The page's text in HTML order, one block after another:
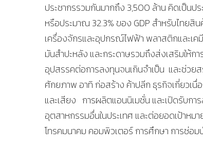
ประชากรรวมกันมากถึง 3,500 ล้าน คิดเป็นป
หรือประมาณ 32.3% ของ GDP สำหรับไทยสิน
เครื่องจักรและอุปกรณ์ไฟฟ้า พลาสติกและเ
มันสำปะหลัง และกระดาษรวมถึงส่งเสริมให้ก
อุปสรรคต่อการลงทุนจนเกินจำเป็น และช่วยส
ศักยภาพ อาทิ ก่อสร้าง ค้าปลีก ธุรกิจเกี่ยวเ
และเสียง การผลิตแอนนิเมชั่น และเปิดรับก
อุตสาหกรรมอื่นในประเทศ และต่อยอดเป้าห
โทรคมนาคม คอมพิวเตอร์ การศึกษา การซ่อ